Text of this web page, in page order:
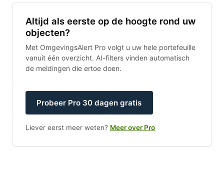
Altijd als eerste op de hoogte rond uw
objecten?
Met OmgevingsAlert Pro volgt u uw hele portefeuille
vanuit één overzicht. AI-filters vinden automatisch
de meldingen die ertoe doen.
Probeer Pro 30 dagen gratis
Liever eerst meer weten? Meer over Pro